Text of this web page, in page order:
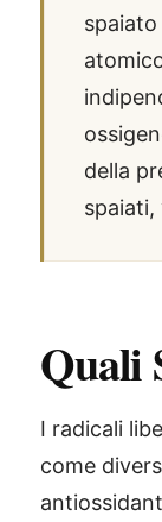
della
spaiati,
Quali
I radicali
come